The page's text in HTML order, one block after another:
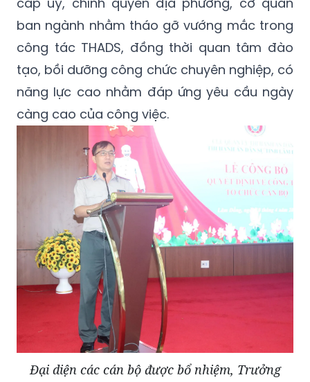
ban ngành nhằm tháo gỡ vướng mắc trong
công tác THADS, đồng thời quan tâm đào
tạo, bồi dưỡng công chức chuyên nghiệp, có
năng lực cao nhằm đáp ứng yêu cầu ngày
càng cao của công việc.
Đại diện các cán bộ được bổ nhiệm, Trưởng